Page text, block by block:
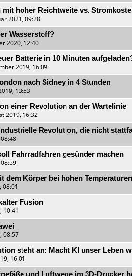
mit hoher Reichtweite vs.
2021, 09:28
Wasserstoff?
2020, 12:40
Batterie in 10 Minuten
2019, 16:09
nach Sidney in 4 Stunden
13:53
einer Revolution an der Wartelinie
2019, 16:32
Revolution, die nicht
08:48
Fahrradfahren gesünder machen
08:59
dem Körper bei hohen Temperaturen
08:01
Fusion
10:41
08:57
steht an: Macht KI unser Leben
16:01
und Luftwege im 3D-Drucker